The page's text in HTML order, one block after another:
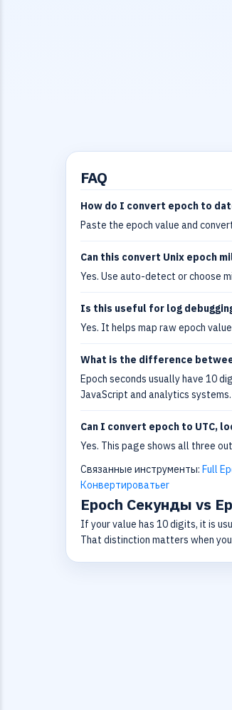
FAQ
How do I convert epoch to
Paste the epoch value and
Can this convert Unix epoch
Yes. Use auto-detect or choose
Is this useful for log
Yes. It helps map raw epoch
What is the difference
Epoch seconds usually have 10
JavaScript and analytics systems.
Can I convert epoch to UTC,
Yes. This page shows all three
Связанные инструменты: Full
Конвертироватьer
Epoch Секунды vs
If your value has 10 digits, it is
That distinction matters when